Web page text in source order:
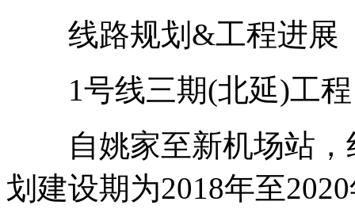
线路规划&工程进展
1号线三期(北延)工程
自姚家至新机场站，
划建设期为2018年至